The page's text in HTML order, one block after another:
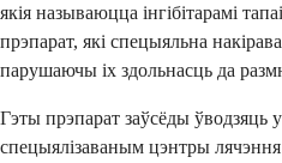
якія называюцца інгібітарамі
прэпарат, які спецыяльна
парушаючы іх здольнасць да
Гэты прэпарат заўсёды ўводзяць
спецыялізаваным цэнтры лячэння